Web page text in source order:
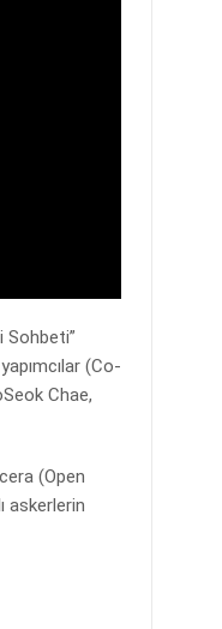
Sohbeti”
(Co-
Chae,
(Open
askerlerin